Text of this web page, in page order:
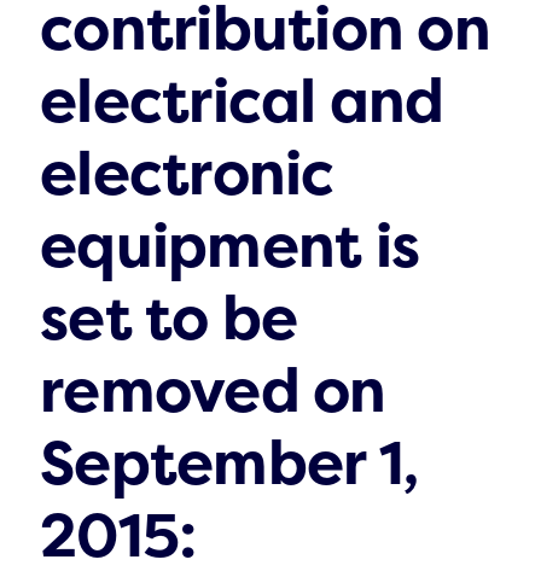
contribution on
electrical and
electronic
equipment is
set to be
removed on
September 1,
2015: